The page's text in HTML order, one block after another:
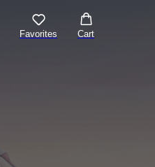
Favorites Cart